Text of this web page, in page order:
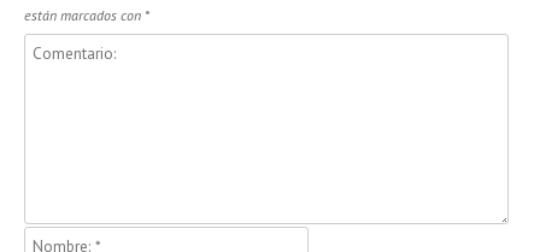
están marcados con *